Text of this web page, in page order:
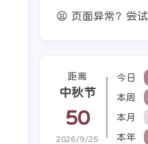
😫 页面异常？尝试
距离
中秋节
50
2026/9/25
今日
本周
本月
本年